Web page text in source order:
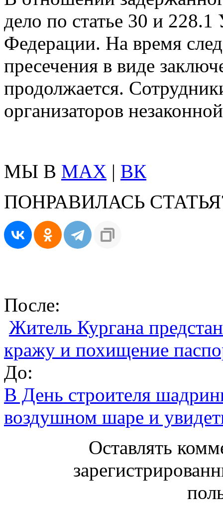
дело по статье 30 и 228.1
Федерации. На время
пресечения в виде
продолжается.
организаторов
МЫ В MAX | ВК
ПОНРАВИЛАСЬ
После:
Житель Кургана
кражу и похищение
До:
В День строителя
воздушном шаре и
Оставлять